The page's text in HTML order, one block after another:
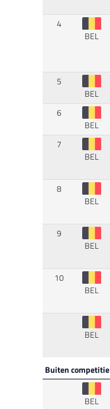
4
BEL
5
BEL
6
BEL
7
BEL
8
BEL
9
BEL
10
BEL
BEL
Buiten competitie
BEL